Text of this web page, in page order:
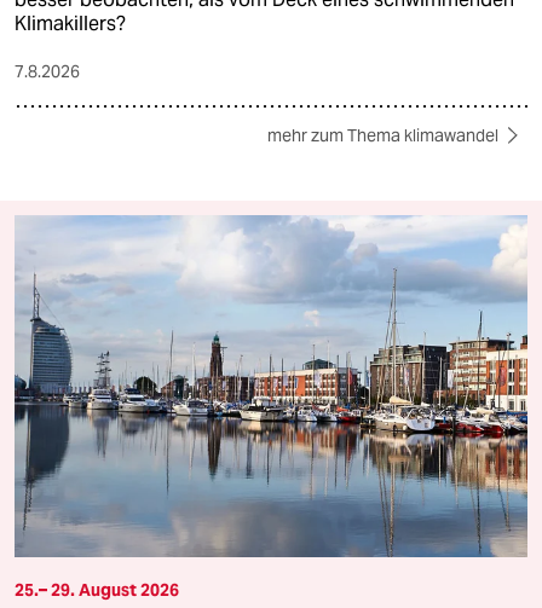
Klimakillers?
7.8.2026
mehr zum Thema klimawandel
25.– 29. August 2026